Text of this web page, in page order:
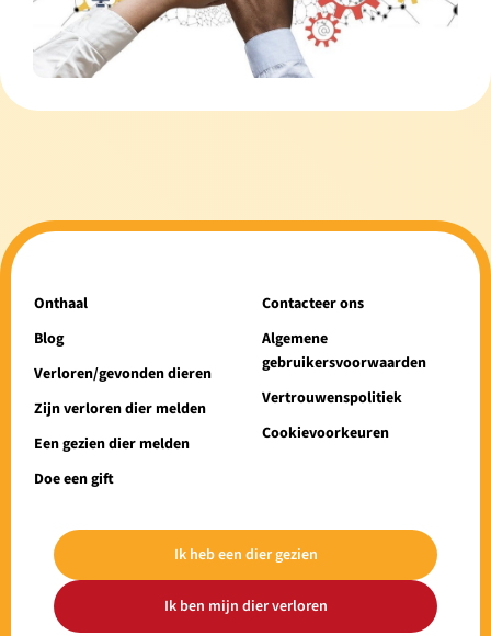
Onthaal
Blog
Verloren/gevonden dieren
Zijn verloren dier melden
Een gezien dier melden
Doe een gift
Contacteer ons
Algemene
gebruikersvoorwaarden
Vertrouwenspolitiek
Cookievoorkeuren
Ik heb een dier gezien
Ik ben mijn dier verloren